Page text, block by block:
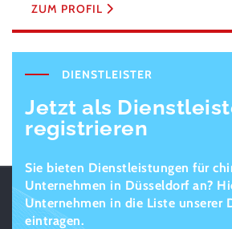
ZUM PROFIL
DIENSTLEISTER
Jetzt als
registrieren
Sie bieten Dienstleistungen für
Unternehmen in Düsseldorf an?
Unternehmen in die Liste unserer
eintragen.